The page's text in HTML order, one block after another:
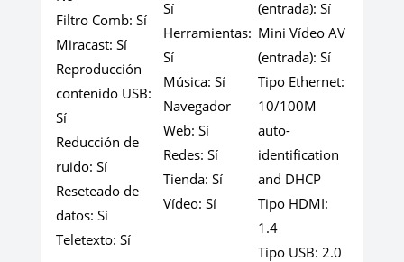
Filtro Comb: Sí
Miracast: Sí
Reproducción
contenido USB:
Sí
Reducción de
ruido: Sí
Reseteado de
datos: Sí
Teletexto: Sí
Sí
Herramientas:
Sí
Música: Sí
Navegador
Web: Sí
Redes: Sí
Tienda: Sí
Vídeo: Sí
(entrada): Sí
Mini Vídeo AV
(entrada): Sí
Tipo Ethernet:
10/100M
auto-
identification
and DHCP
Tipo HDMI:
1.4
Tipo USB: 2.0